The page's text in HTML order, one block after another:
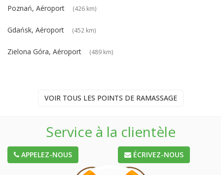
Poznań, Aéroport (426 km)
Gdańsk, Aéroport (452 km)
Zielona Góra, Aéroport (489 km)
VOIR TOUS LES POINTS DE RAMASSAGE
Service à la clientèle
APPELEZ-NOUS ÉCRIVEZ-NOUS